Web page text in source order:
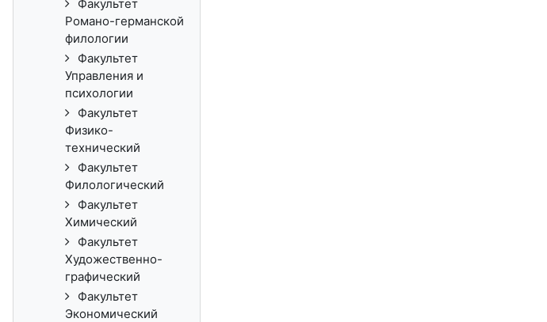
Факультет
Романо-германской
филологии
Факультет
Управления и
психологии
Факультет
Физико-
технический
Факультет
Филологический
Факультет
Химический
Факультет
Художественно-
графический
Факультет
Экономический